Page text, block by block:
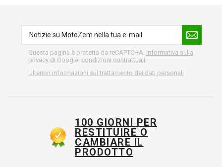
Questa pagina è protetta da reCAPTCHA. Informativa sulla
privacy di Google, condizioni contrattuali
Ulteriori informazioni sul trattamento dei dati personali
100 GIORNI PER
RESTITUIRE O
CAMBIARE IL
PRODOTTO